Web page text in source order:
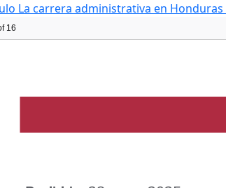
La carrera administrativa en Honduras